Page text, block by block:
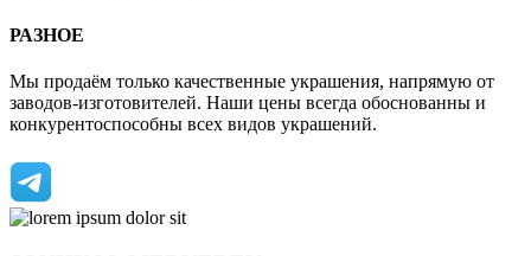
РАЗНОЕ
Мы продаём только качественные украшения, напрямую от
заводов-изготовителей. Наши цены всегда обоснованны и
конкурентоспособны всех видов украшений.